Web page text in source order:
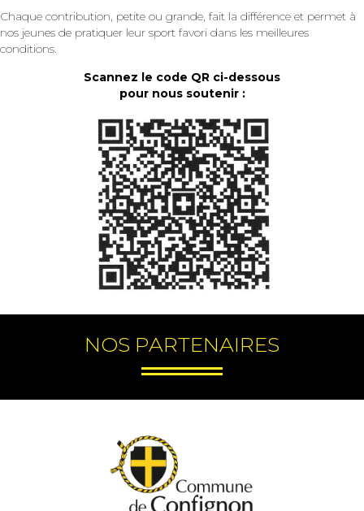
Chaque contribution, petite ou grande, fait la différence et permet à
nos jeunes de pratiquer leur sport favori dans les meilleures
conditions.
Scannez le code QR ci-dessous
pour nous soutenir :
NOS PARTENAIRES